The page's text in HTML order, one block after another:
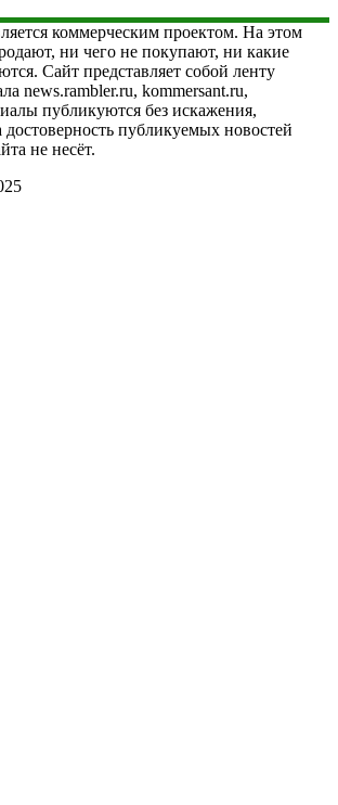
коммерческим проектом. На этом
ни чего не покупают, ни какие
Сайт представляет собой ленту
news.rambler.ru, kommersant.ru,
публикуются без искажения,
достоверность публикуемых новостей
не несёт.